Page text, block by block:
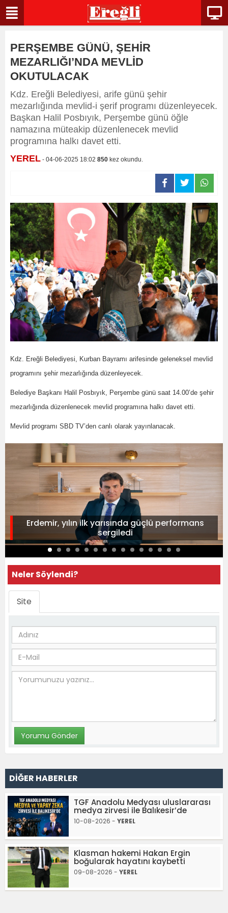
PERŞEMBE GÜNÜ, ŞEHİR
MEZARLIĞI’NDA MEVLİD
OKUTULACAK
Kdz. Ereğli Belediyesi, arife günü şehir
mezarlığında mevlid-i şerif programı düzenleyecek.
Başkan Halil Posbıyık, Perşembe günü öğle
namazına müteakip düzenlenecek mevlid
programına halkı davet etti.
YEREL - 04-06-2025 18:02 850 kez okundu.
Kdz. Ereğli Belediyesi, Kurban Bayramı arifesinde geleneksel mevlid
programını şehir mezarlığında düzenleyecek.
Belediye Başkanı Halil Posbıyık, Perşembe günü saat 14.00’de şehir
mezarlığında düzenlenecek mevlid programına halkı davet etti.
Mevlid programı SBD TV’den canlı olarak yayınlanacak.
Erdemir, yılın ilk yarısında güçlü performans
sergiledi
Neler Söylendi?
Site
DİĞER HABERLER
TGF Anadolu Medyası uluslararası
medya zirvesi ile Balıkesir’de
10-08-2026 - YEREL
Klasman hakemi Hakan Ergin
boğularak hayatını kaybetti
09-08-2026 - YEREL